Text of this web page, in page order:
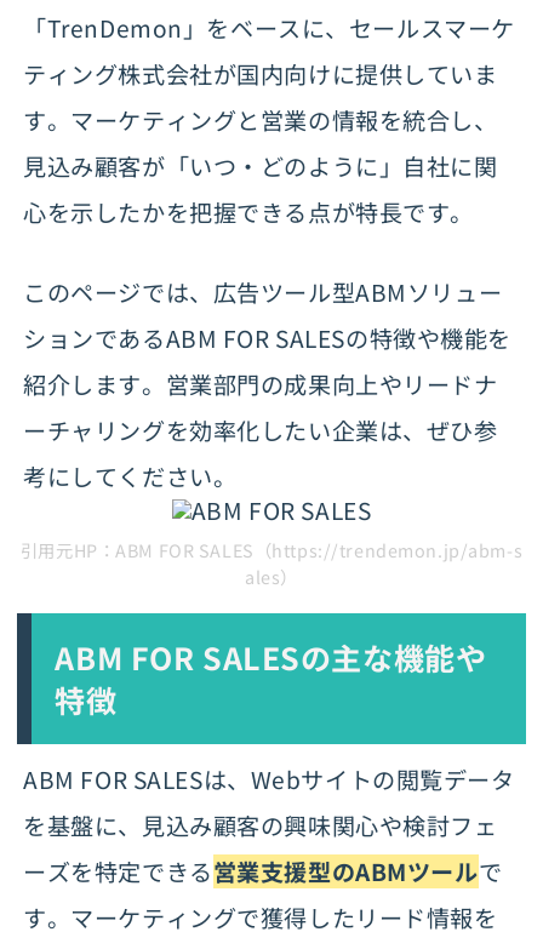
「TrenDemon」をベースに、セールスマーケ
ティング株式会社が国内向けに提供していま
す。マーケティングと営業の情報を統合し、
見込み顧客が「いつ・どのように」自社に関
心を示したかを把握できる点が特長です。
このページでは、広告ツール型ABMソリュー
ションであるABM FOR SALESの特徴や機能を
紹介します。営業部門の成果向上やリードナ
ーチャリングを効率化したい企業は、ぜひ参
考にしてください。
引用元HP：ABM FOR SALES（https://trendemon.jp/abm-s
ales）
ABM FOR SALESの主な機能や
特徴
ABM FOR SALESは、Webサイトの閲覧データ
を基盤に、見込み顧客の興味関心や検討フェ
ーズを特定できる営業支援型のABMツールで
す。マーケティングで獲得したリード情報を